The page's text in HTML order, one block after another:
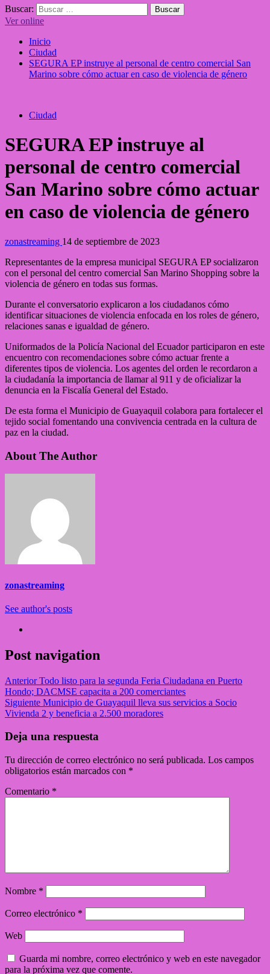
Buscar:
Ver online
Inicio
Ciudad
SEGURA EP instruye al personal de centro comercial San
Marino sobre cómo actuar en caso de violencia de género
Ciudad
SEGURA EP instruye al
personal de centro comercial
San Marino sobre cómo actuar
en caso de violencia de género
zonastreaming 14 de septiembre de 2023
Representantes de la empresa municipal SEGURA EP socializaron
con el personal del centro comercial San Marino Shopping sobre la
violencia de género en todas sus formas.
Durante el conversatorio explicaron a los ciudadanos cómo
identificar situaciones de violencia enfocada en los roles de género,
relaciones sanas e igualdad de género.
Uniformados de la Policía Nacional del Ecuador participaron en este
encuentro con recomendaciones sobre cómo actuar frente a
diferentes tipos de violencia. Los agentes del orden le recordaron a
la ciudadanía la importancia de llamar al 911 y de oficializar la
denuncia en la Fiscalía General del Estado.
De esta forma el Municipio de Guayaquil colabora para fortalecer el
tejido social fomentando una convivencia centrada en la cultura de
paz en la ciudad.
About The Author
zonastreaming
See author's posts
Post navigation
AnteriorTodo listo para la segunda Feria Ciudadana en Puerto
Hondo; DACMSE capacita a 200 comerciantes
Siguiente Municipio de Guayaquil lleva sus servicios a Socio
Vivienda 2 y beneficia a 2.500 moradores
Deja una respuesta
Tu dirección de correo electrónico no será publicada. Los campos
obligatorios están marcados con *
Comentario *
Nombre *
Correo electrónico *
Web
Guarda mi nombre, correo electrónico y web en este navegador
para la próxima vez que comente.